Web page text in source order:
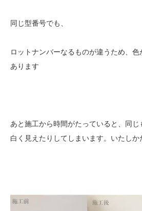
同じ型番号でも、
ロットナンバーなるものが違うため、
あります
あと施工から時間がたっていると、同じ
白く見えたりしてしまいます。いたしか